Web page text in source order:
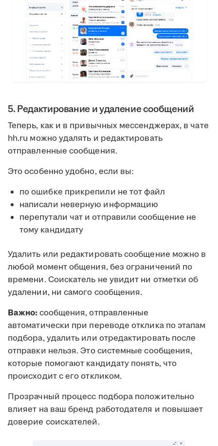
5. Редактирование и удаление сообщений
Теперь, как и в привычных мессенджерах, в чате
hh.ru можно удалять и редактировать
отправленные сообщения.
Это особенно удобно, если вы:
по ошибке прикрепили не тот файл
написали неверную информацию
перепутали чат и отправили сообщение не
тому кандидату
Удалить или редактировать сообщение можно в
любой момент общения, без ограничений по
времени. Соискатель не увидит ни отметки об
удалении, ни самого сообщения.
Важно:сообщения, отправленные
автоматически при переводе отклика по этапам
подбора, удалить или отредактировать после
отправки нельзя. Это системные сообщения,
которые помогают кандидату понять, что
происходит с его откликом.
Прозрачный процесс подбора положительно
влияет на ваш бренд работодателя и повышает
доверие соискателей.